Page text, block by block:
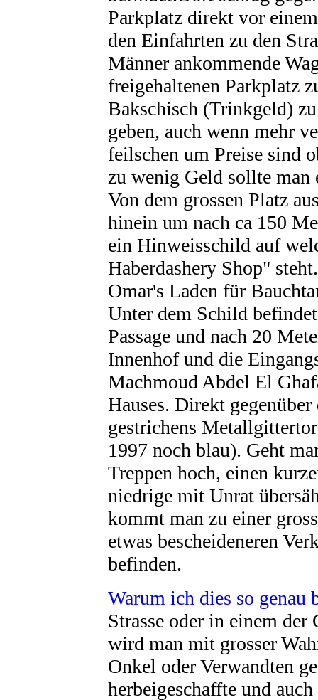
Parkplatz direkt vor
den Einfahrten zu den
Männer ankommende
freigehaltenen Parkplatz
Bakschisch (Trinkgeld)
geben, auch wenn mehr
feilschen um Preise sind
zu wenig Geld sollte man
Von dem grossen Platz
hinein um nach ca 150
ein Hinweisschild auf
Haberdashery Shop"
Omar's Laden für
Unter dem Schild
Passage und nach 20
Innenhof und die
Machmoud Abdel El
Hauses. Direkt
gestrichens
1997 noch blau). Geht
Treppen hoch, einen
niedrige mit Unrat
kommt man zu einer
etwas bescheideneren
befinden.
Warum ich dies so genau
Strasse oder in einem der
wird man mit grosser
Onkel oder Verwandten
herbeigeschaffte und